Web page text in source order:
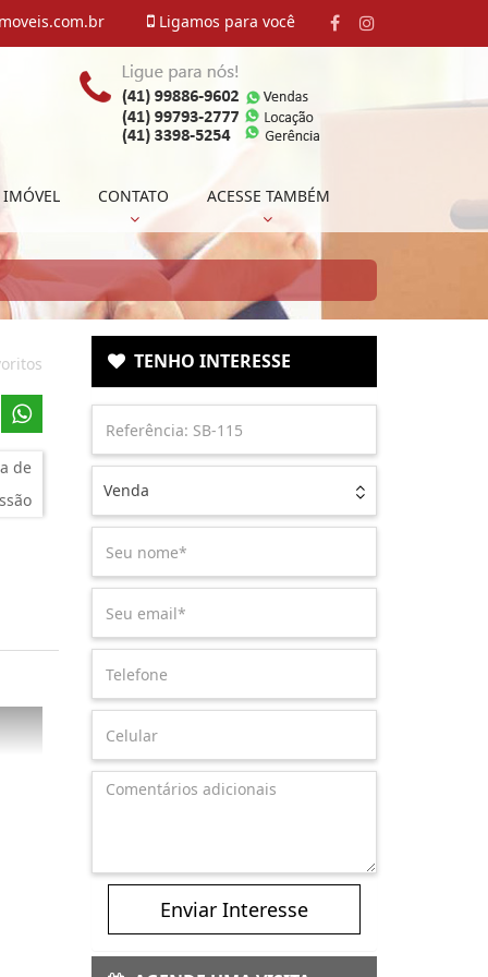
Ligamos para você
IMÓVEL CONTATO ACESSE TAMBÉM
de
TENHO INTERESSE
Venda
Enviar Interesse